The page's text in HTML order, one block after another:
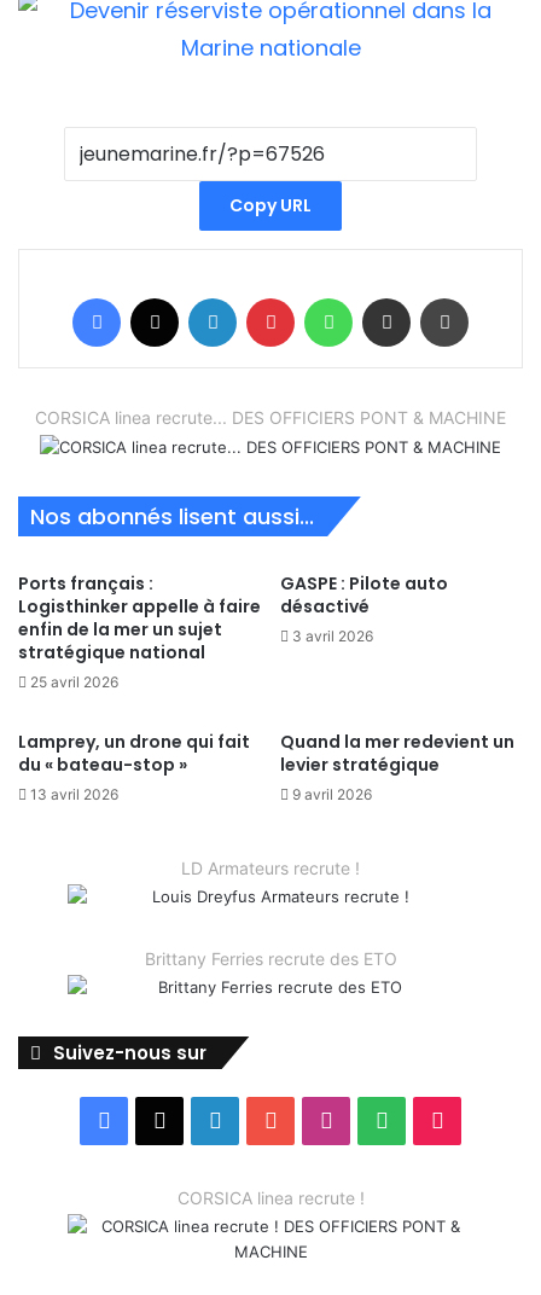
Copy URL
Facebook Linkedin Pinterest WhatsAppPartager par email
CORSICA linea recrute... DES OFFICIERS PONT & MACHINE
Nos abonnés lisent aussi...
Ports français :
Logisthinker appelle à faire
enfin de la mer un sujet
stratégique national
25 avril 2026
GASPE : Pilote auto
désactivé
3 avril 2026
Lamprey, un drone qui fait
du « bateau-stop »
13 avril 2026
Quand la mer redevient un
levier stratégique
9 avril 2026
LD Armateurs recrute !
Brittany Ferries recrute des ETO
Suivez-nous sur
Facebook LinkedinYouTubeInstagram
Spotify
CORSICA linea recrute !